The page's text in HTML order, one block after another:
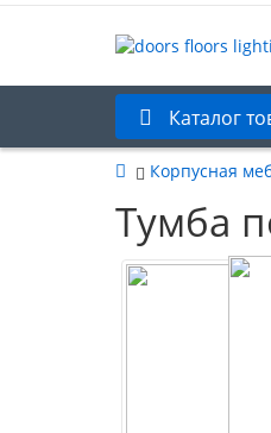
Каталог
Корпусная
Тумба